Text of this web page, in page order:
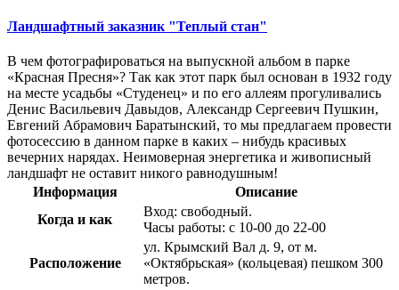
Ландшафтный заказник "Теплый стан"
В чем фотографироваться на выпускной альбом в парке
«Красная Пресня»? Так как этот парк был основан в 1932 году
на месте усадьбы «Студенец» и по его аллеям прогуливались
Денис Васильевич Давыдов, Александр Сергеевич Пушкин,
Евгений Абрамович Баратынский, то мы предлагаем провести
фотосессию в данном парке в каких – нибудь красивых
вечерних нарядах. Неимоверная энергетика и живописный
ландшафт не оставит никого равнодушным!
Информация
Описание
Когда и как
Вход: свободный.
Часы работы: с 10-00 до 22-00
Расположение
ул. Крымский Вал д. 9, от м.
«Октябрьская» (кольцевая) пешком 300
метров.